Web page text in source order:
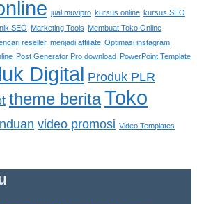
jual muvipro kursus online kursus SEO
SEO Marketing Tools Membuat Toko Online
reseller menjadi affiliate Optimasi instagram
Post Generator Pro download PowerPoint Template
Digital Produk PLR
theme beritaToko
video promosi Video Templates